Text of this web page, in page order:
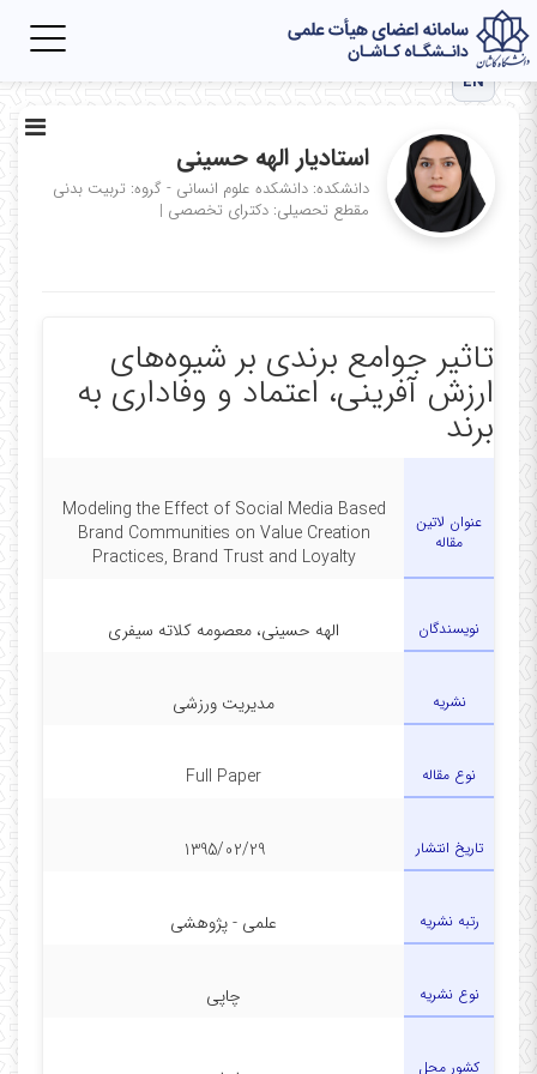
EN
استادیار الهه حسینی
دانشکده: دانشکده علوم انسانی - گروه: تربیت بدنی
مقطع تحصیلی: دکترای تخصصی |
تاثیر جوامع برندی بر شیوه‌های
ارزش آفرینی، اعتماد و وفاداری به
برند
عنوان لاتین
مقاله
Modeling the Effect of Social Media Based
Brand Communities on Value Creation
Practices, Brand Trust and Loyalty
نویسندگان الهه حسینی، معصومه کلاته سیفری
نشریه مدیریت ورزشی
نوع مقاله Full Paper
تاریخ انتشار 1395/02/29
رتبه نشریه علمی - پژوهشی
نوع نشریه چاپی
کشور محل